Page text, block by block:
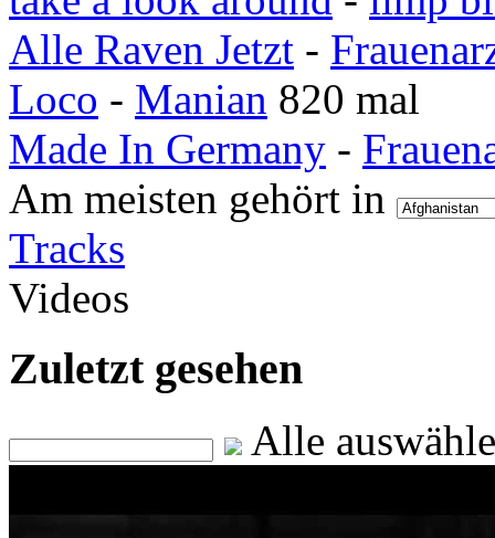
Alle Raven Jetzt -
Loco - Manian 820 mal
Made In Germany -
Am meisten gehört in
Tracks
Videos
Zuletzt gesehen
Alle